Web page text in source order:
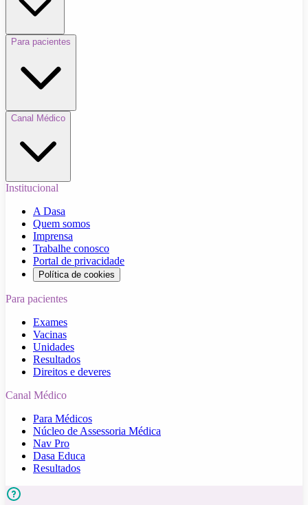
Para pacientes
Canal Médico
Institucional
A Dasa
Quem somos
Imprensa
Trabalhe conosco
Portal de privacidade
Política de cookies
Para pacientes
Exames
Vacinas
Unidades
Resultados
Direitos e deveres
Canal Médico
Para Médicos
Núcleo de Assessoria Médica
Nav Pro
Dasa Educa
Resultados